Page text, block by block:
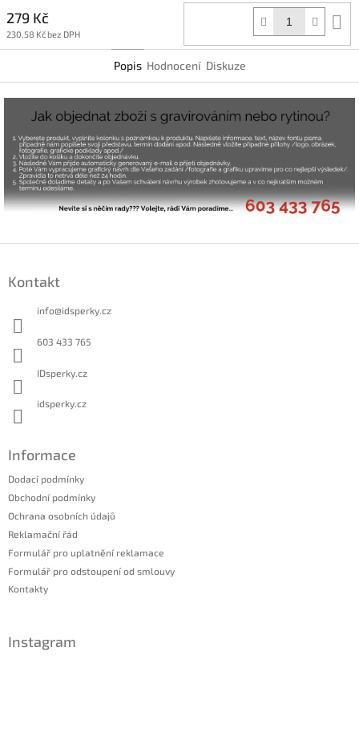
279 Kč
230,58 Kč bez DPH
Popis Hodnocení Diskuze
Kontakt
info@idsperky.cz
603 433 765
IDsperky.cz
idsperky.cz
Informace
Dodací podmínky
Obchodní podmínky
Ochrana osobních údajů
Reklamační řád
Formulář pro uplatnění reklamace
Formulář pro odstoupení od smlouvy
Kontakty
Instagram